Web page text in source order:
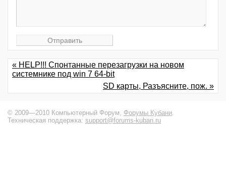
« HELP!!! Спонтанные перезагрузки на новом
системнике под win 7 64-bit
SD карты, Разъясните, пож. »
© 2009—2010 Компьютерный Форум, Форумы Кубани
Техническая поддержка: support@forums-kuban.ru